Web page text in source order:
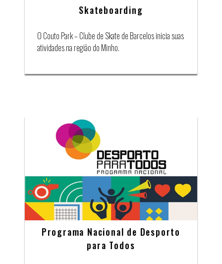
Skateboarding
O Couto Park – Clube de Skate de Barcelos inicia suas
atividades na região do Minho.
Programa Nacional de Desporto
para Todos